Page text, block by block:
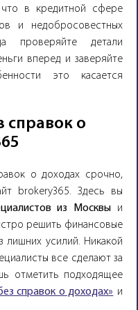
в кредитной сфере
и недобросовестных
проверяйте детали
вперед и заверяйте
это касается
справок о
о доходах срочно,
brokery365. Здесь вы
из Москвыи
решить финансовые
лишних усилий. Никакой
все сделают за
отметить подходящее
справок о доходах» и